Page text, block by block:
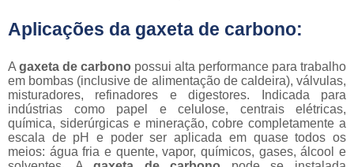
Aplicações da gaxeta de carbono:
A gaxeta de carbono possui alta performance para trabalho
em bombas (inclusive de alimentação de caldeira), válvulas,
misturadores, refinadores e digestores. Indicada para
indústrias como papel e celulose, centrais elétricas,
química, siderúrgicas e mineração, cobre completamente a
escala de pH e poder ser aplicada em quase todos os
meios: água fria e quente, vapor, químicos, gases, álcool e